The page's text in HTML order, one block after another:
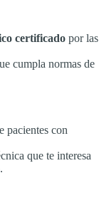
certificado por las
cumpla normas de
pacientes con
que te interesa